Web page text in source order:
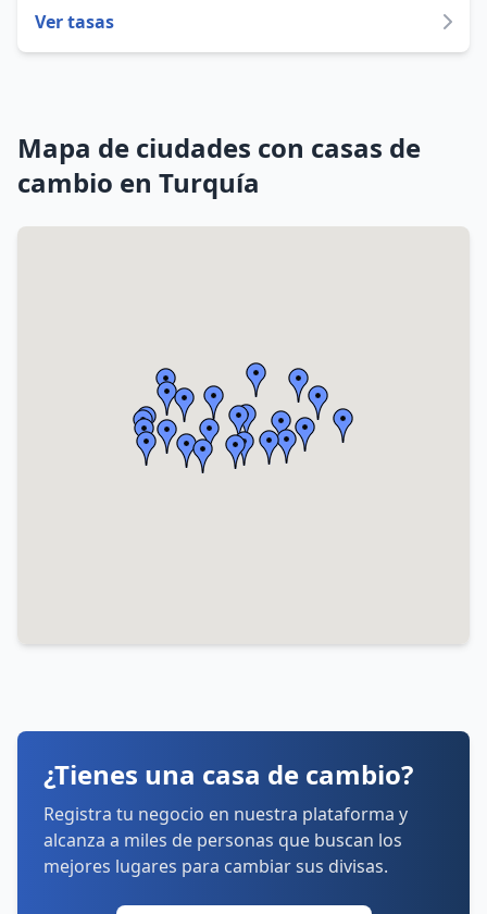
Ver tasas
Mapa de ciudades con casas de
cambio en Turquía
¿Tienes una casa de cambio?
Registra tu negocio en nuestra plataforma y
alcanza a miles de personas que buscan los
mejores lugares para cambiar sus divisas.